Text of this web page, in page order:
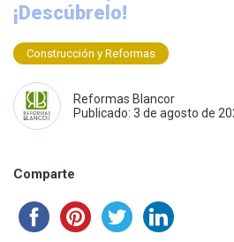
¡Descúbrelo!
Construcción y Reformas
Reformas Blancor
Publicado: 3 de agosto de
Comparte